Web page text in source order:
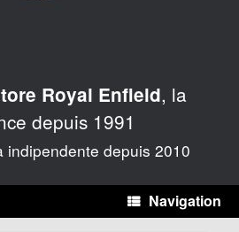
Royal Enfield, la
depuis 1991
indipendente depuis 2010
Navigation